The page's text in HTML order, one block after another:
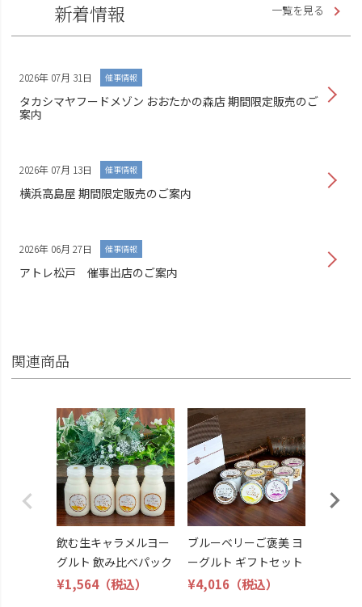
新着情報 一覧を見る
2026年 07月 31日 催事情報
タカシマヤフードメゾン おおたかの森店 期間限定販売のご
案内
2026年 07月 13日 催事情報
横浜高島屋 期間限定販売のご案内
2026年 06月 27日 催事情報
アトレ松戸 催事出店のご案内
関連商品
飲む生キャラメルヨー
グルト 飲み比べパック
¥1,564（税込）
ブルーベリーご褒美 ヨ
ーグルト ギフトセット
¥4,016 （税込）